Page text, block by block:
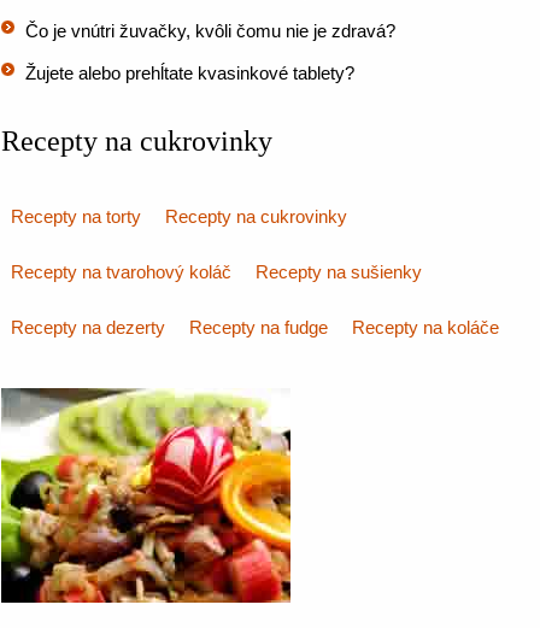
Čo je vnútri žuvačky, kvôli čomu nie je zdravá?
Žujete alebo prehĺtate kvasinkové tablety?
Recepty na cukrovinky
Recepty na torty Recepty na cukrovinky
Recepty na tvarohový koláč Recepty na sušienky
Recepty na dezerty Recepty na fudge Recepty na koláče